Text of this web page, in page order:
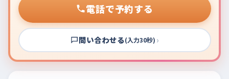
電話で予約する
問い合わせる(入力30秒) ›